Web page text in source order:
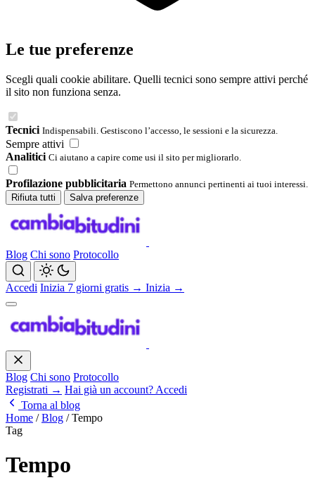
Le tue preferenze
Scegli quali cookie abilitare. Quelli tecnici sono sempre attivi perché
il sito non funziona senza.
Tecnici Indispensabili. Gestiscono l’accesso, le sessioni e la sicurezza.
Sempre attivi
Analitici Ci aiutano a capire come usi il sito per migliorarlo.
Profilazione pubblicitaria Permettono annunci pertinenti ai tuoi interessi.
Rifiuta tutti
Salva preferenze
Blog Chi sono Protocollo
Accedi Inizia 7 giorni gratis → Inizia →
Blog Chi sono Protocollo
Registrati → Hai già un account? Accedi
Torna al blog
Home / Blog / Tempo
Tag
Tempo